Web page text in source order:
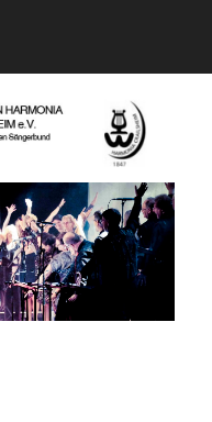
Harmonia
Swingers
Crailsheim